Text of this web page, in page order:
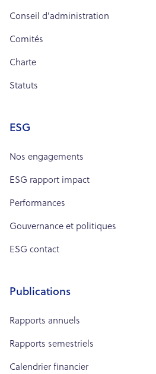
Conseil d'administration
Comités
Charte
Statuts
ESG
Nos engagements
ESG rapport impact
Performances
Gouvernance et politiques
ESG contact
Publications
Rapports annuels
Rapports semestriels
Calendrier financier